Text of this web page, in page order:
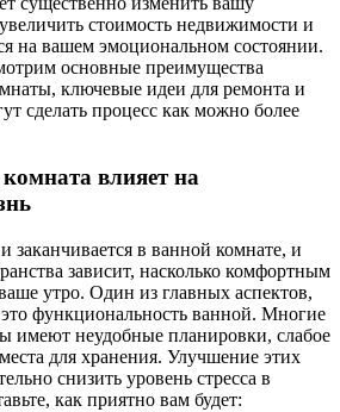
стоимость недвижимости и
на вашем эмоциональном состоянии.
основные преимущества
ключевые идеи для ремонта и
сделать процесс как можно более
влияет на
заканчивается в ванной комнате, и
зависит, насколько комфортным
утро. Один из главных аспектов,
это функциональность ванной. Многие
имеют неудобные планировки, слабое
для хранения. Улучшение этих
снизить уровень стресса в
как приятно вам будет: